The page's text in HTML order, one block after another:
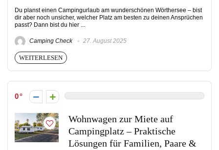
Du planst einen Campingurlaub am wunderschönen Wörthersee – bist
dir aber noch unsicher, welcher Platz am besten zu deinen Ansprüchen
passt? Dann bist du hier ...
Camping Check 27. August 2025
WEITERLESEN
0
Wohnwagen zur Miete auf
Campingplatz – Praktische
Lösungen für Familien, Paare &